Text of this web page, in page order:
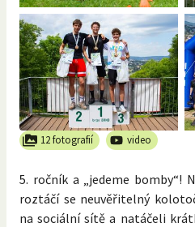
12 fotografií video
5. ročník a „jedeme bomby“!
roztáčí se neuvěřitelný
na sociální sítě a natáčeli